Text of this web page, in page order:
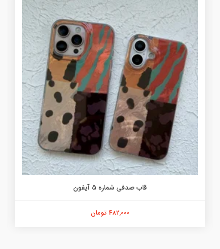
قاب صدفی شماره 5 آیفون
482,000 تومان